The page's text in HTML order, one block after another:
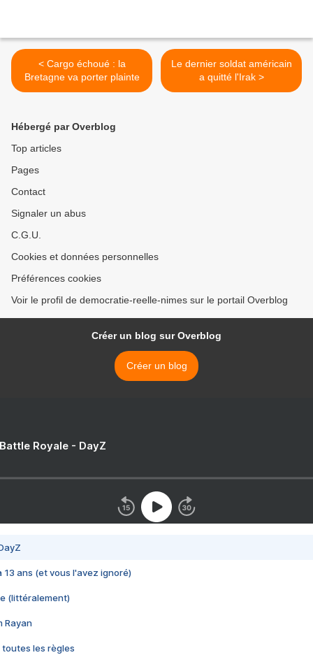
< Cargo échoué : la
Bretagne va porter plainte
Le dernier soldat américain
a quitté l'Irak >
Hébergé par Overblog
Top articles
Pages
Contact
Signaler un abus
C.G.U.
Cookies et données personnelles
Préférences cookies
Voir le profil de democratie-reelle-nimes sur le portail Overblog
Créer un blog sur Overblog
Créer un blog
Royale - DayZ
13 ans (et vous l'avez ignoré)
(littéralement)
Rayan
toutes les règles